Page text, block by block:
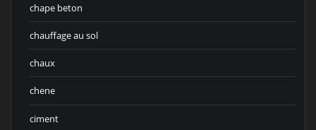
chape beton
chauffage au sol
chaux
chene
ciment